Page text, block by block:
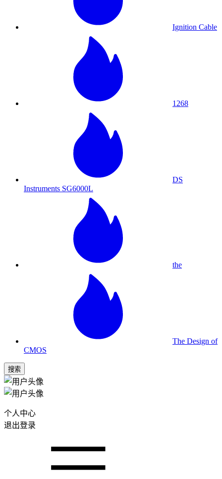
Ignition Cable
1268
DS
Instruments SG6000L
the
The Design of
CMOS
搜索
个人中心
退出登录